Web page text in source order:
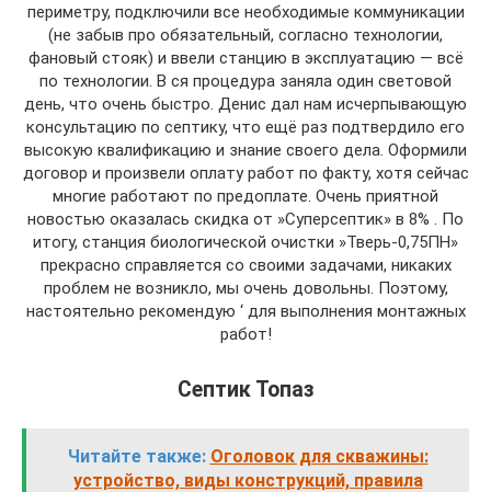
периметру, подключили все необходимые коммуникации
(не забыв про обязательный, согласно технологии,
фановый стояк) и ввели станцию в эксплуатацию — всё
по технологии. В ся процедура заняла один световой
день, что очень быстро. Денис дал нам исчерпывающую
консультацию по септику, что ещё раз подтвердило его
высокую квалификацию и знание своего дела. Оформили
договор и произвели оплату работ по факту, хотя сейчас
многие работают по предоплате. Очень приятной
новостью оказалась скидка от »Суперсептик» в 8% . По
итогу, станция биологической очистки »Тверь-0,75ПН»
прекрасно справляется со своими задачами, никаких
проблем не возникло, мы очень довольны. Поэтому,
настоятельно рекомендую ‘ для выполнения монтажных
работ!
Септик Топаз
Читайте также: Оголовок для скважины:
устройство, виды конструкций, правила